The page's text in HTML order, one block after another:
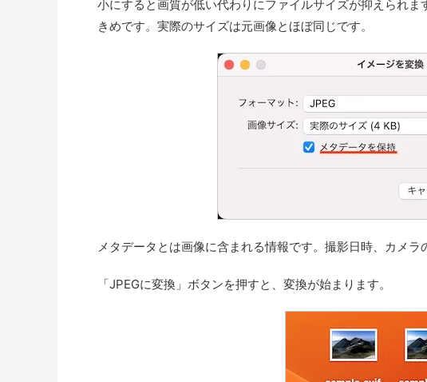
小にすると画質が低い代わりにファイルサイズが抑えられ
きめです。実際のサイズは元画像とほぼ同じです。
メタデータとは画像に含まれる情報です。撮影日時、カメラ
「JPEGに変換」ボタンを押すと、変換が始まります。